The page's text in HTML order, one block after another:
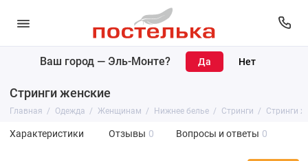
Ваш город — Эль-Монте?
Стринги женские
Главная Одежда Женщинам Нижнее белье Стринги Стринги
Характеристики Отзывы 0 Вопросы и ответы 0